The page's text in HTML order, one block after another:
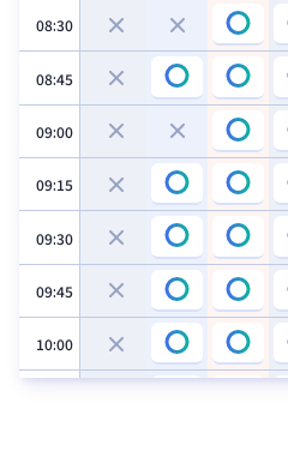
08:30
08:45
09:00
09:15
09:30
09:45
10:00